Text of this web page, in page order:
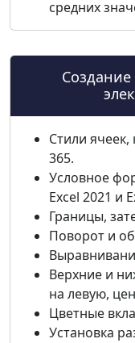
средних
Стили ячеек,
365.
Условное
Excel 2021 и
Границы,
Поворот и
Верхние и
на левую,
Цветные
Установка